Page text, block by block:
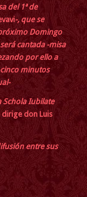
del 1ª de
-, que se
Domingo
cantada -misa
por ello a
minutos
Schola Iubilate
dirige don Luis
entre sus